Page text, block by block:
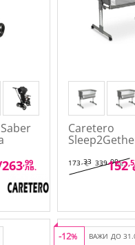
263 ,99
лв.
Caretero
Me - Кошара
173 ,33
€ 339,00лв.
152
ВАЖИ ДО
-12%